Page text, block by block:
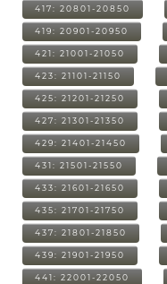
417: 20801-20850
419: 20901-20950
421: 21001-21050
423: 21101-21150
425: 21201-21250
427: 21301-21350
429: 21401-21450
431: 21501-21550
433: 21601-21650
435: 21701-21750
437: 21801-21850
439: 21901-21950
441: 22001-22050